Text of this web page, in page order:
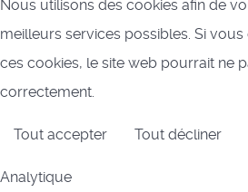
Nous utilisons des cookies afin de
meilleurs services possibles. Si
ces cookies, le site web pourrait ne
correctement.
Tout accepter Tout décliner
Analytique